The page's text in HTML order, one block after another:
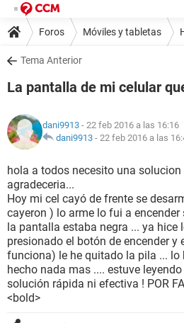
Foros Móviles y tabletas
Tema Anterior
La pantalla de mi celular
dani9913 - 22 feb 2016 a las 16:16
dani9913 - 22 feb 2016 a las
hola a todos necesito una solucion
agradeceria...
Hoy mi cel cayó de frente se
cayeron ) lo arme lo fui a
la pantalla estaba negra ... ya hice
presionado el botón de encender y
funciona) le he quitado la pila ... lo
hecho nada mas .... estuve
solución rápida ni efectiva ! POR
<bold>